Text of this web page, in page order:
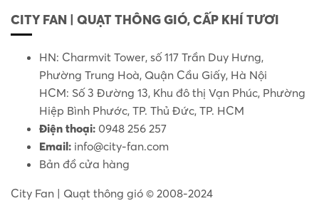
CITY FAN | QUẠT THÔNG GIÓ, CẤP KHÍ TƯƠI
HN: Charmvit Tower, số 117 Trần Duy Hưng,
Phường Trung Hoà, Quận Cầu Giấy, Hà Nội
HCM: Số 3 Đường 13, Khu đô thị Vạn Phúc, Phường
Hiệp Bình Phước, TP. Thủ Đức, TP. HCM
Điện thoại: 0948 256 257
Email: info@city-fan.com
Bản đồ cửa hàng
City Fan | Quạt thông gió © 2008-2024